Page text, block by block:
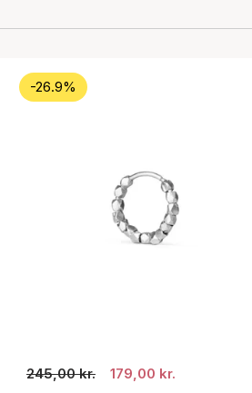
-26.9%
245,00 kr. 179,00 kr.